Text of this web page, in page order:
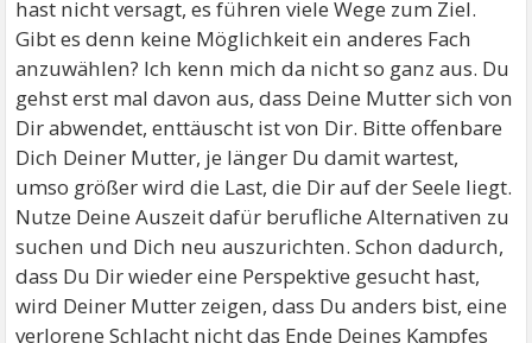
hast nicht versagt, es führen viele Wege zum Ziel.
Gibt es denn keine Möglichkeit ein anderes Fach
anzuwählen? Ich kenn mich da nicht so ganz aus. Du
gehst erst mal davon aus, dass Deine Mutter sich von
Dir abwendet, enttäuscht ist von Dir. Bitte offenbare
Dich Deiner Mutter, je länger Du damit wartest,
umso größer wird die Last, die Dir auf der Seele liegt.
Nutze Deine Auszeit dafür berufliche Alternativen zu
suchen und Dich neu auszurichten. Schon dadurch,
dass Du Dir wieder eine Perspektive gesucht hast,
wird Deiner Mutter zeigen, dass Du anders bist, eine
verlorene Schlacht nicht das Ende Deines Kampfes